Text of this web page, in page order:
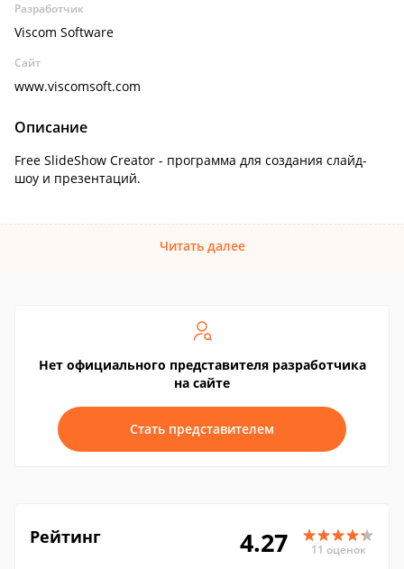
Разработчик
Viscom Software
Сайт
www.viscomsoft.com
Описание
Free SlideShow Creator - программа для создания слайд-
шоу и презентаций.
Читать далее
Нет официального представителя разработчика
на сайте
Стать представителем
Рейтинг 4.27 11 оценок